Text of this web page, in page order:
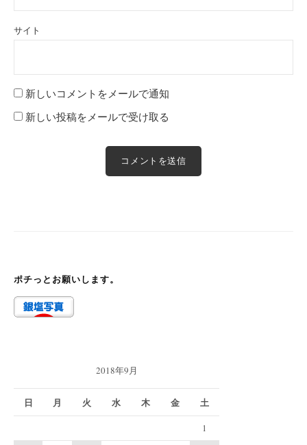
サイト
新しいコメントをメールで通知
新しい投稿をメールで受け取る
ポチっとお願いします。
2018年9月
日 月 火 水 木 金 土
1